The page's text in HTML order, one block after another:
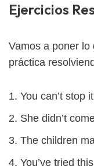
Ejercicios
Vamos a poner lo
práctica
You can’t stop
She didn’t
The children
You’ve tried